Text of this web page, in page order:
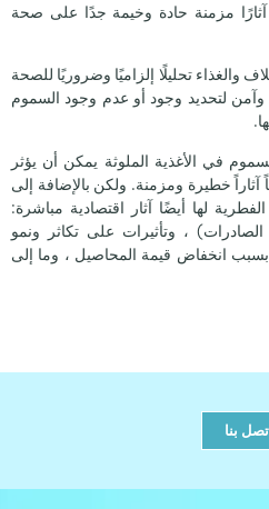
مزمنة حادة وخيمة جدًا على صحة
والغذاء تحليلًا إلزاميًا وضروريًا للصحة
لتحديد وجود أو عدم وجود السموم
في الأغذية الملوثة يمكن أن يؤثر
خطيرة ومزمنة. ولكن بالإضافة إلى
لها أيضًا آثار اقتصادية مباشرة:
، وتأثيرات على تكاثر ونمو
انخفاض قيمة المحاصيل ، وما إلى
بنا